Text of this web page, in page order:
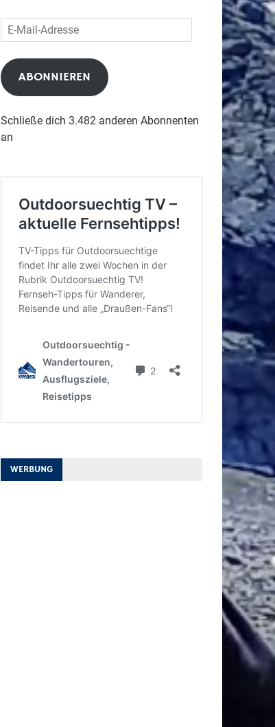
E-
Mail-
Adresse
ABONNIEREN
Schließe dich 3.482 anderen Abonnenten
an
WERBUNG